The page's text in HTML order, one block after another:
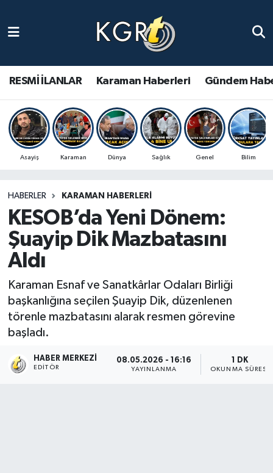
RESMİ İLANLAR Karaman Haberleri Gündem
Asayiş Karaman Dünya Sağlık Genel Bilim
HABERLER KARAMAN HABERLERI
KESOB’da Yeni Dönem:
Şuayip Dik Mazbatasını
Aldı
Karaman Esnaf ve Sanatkârlar Odaları Birliği
başkanlığına seçilen Şuayip Dik, düzenlenen
törenle mazbatasını alarak resmen görevine
başladı.
HABER MERKEZI
EDITÖR
08.05.2026 - 16:16
YAYINLANMA
1 DK
OKUNMA SÜRESI
Gündem Haberleri
Güncel Haberler
Spor Haberleri
Ulusal Haberler
Vefat Edenler